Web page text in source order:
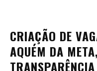
CRIAÇÃO DE
AQUÉM DA
TRANSPARÊNCIA